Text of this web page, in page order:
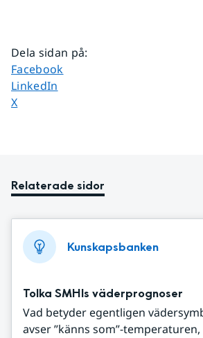
Dela sidan på:
Dela sidan på
Facebook
Dela sidan på
LinkedIn
Dela sidan på
X
Relaterade sidor
Kunskapsbanken
Tolka SMHIs väderprognoser
Vad betyder egentligen
avser ”känns som”-